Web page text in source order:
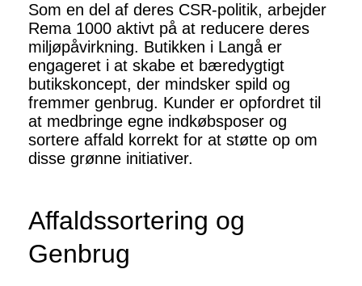
Som en del af deres CSR-politik, arbejder
Rema 1000 aktivt på at reducere deres
miljøpåvirkning. Butikken i Langå er
engageret i at skabe et bæredygtigt
butikskoncept, der mindsker spild og
fremmer genbrug. Kunder er opfordret til
at medbringe egne indkøbsposer og
sortere affald korrekt for at støtte op om
disse grønne initiativer.
Affaldssortering og
Genbrug